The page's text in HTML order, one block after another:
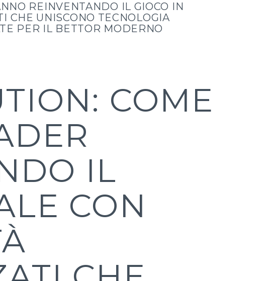
REINVENTANDO IL GIOCO IN
CHE UNISCONO TECNOLOGIA
PER IL BETTOR MODERNO
COME
IL
CON